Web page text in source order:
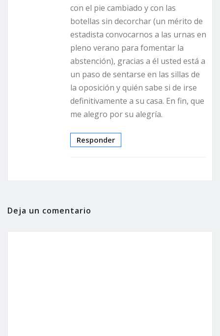
con el pie cambiado y con las
botellas sin decorchar (un mérito de
estadista convocarnos a las urnas en
pleno verano para fomentar la
abstención), gracias a él usted está a
un paso de sentarse en las sillas de
la oposición y quién sabe si de irse
definitivamente a su casa. En fin, que
me alegro por su alegría.
Responder
Deja un comentario